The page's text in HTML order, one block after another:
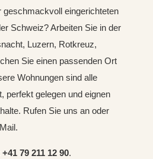
geschmackvoll eingerichteten
Schweiz?Arbeiten Sie in der
Luzern, Rotkreuz,
Sie einen passenden Ort
Wohnungen sind alle
perfekt gelegen und eignen
Rufen Sie uns an oder
+41 79 211 12 90.